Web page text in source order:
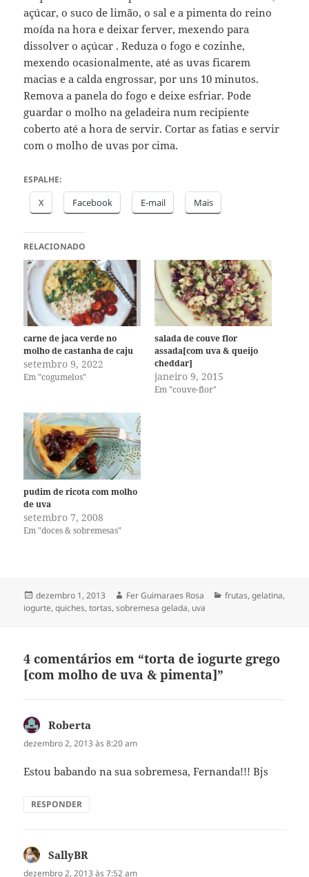
açúcar, o suco de limão, o sal e a pimenta do reino
moída na hora e deixar ferver, mexendo para
dissolver o açúcar . Reduza o fogo e cozinhe,
mexendo ocasionalmente, até as uvas ficarem
macias e a calda engrossar, por uns 10 minutos.
Remova a panela do fogo e deixe esfriar. Pode
guardar o molho na geladeira num recipiente
coberto até a hora de servir. Cortar as fatias e servir
com o molho de uvas por cima.
ESPALHE:
X Facebook E-mail Mais
RELACIONADO
carne de jaca verde no
molho de castanha de caju
setembro 9, 2022
Em "cogumelos"
salada de couve flor
assada[com uva & queijo
cheddar]
janeiro 9, 2015
Em "couve-flor"
pudim de ricota com molho
de uva
setembro 7, 2008
Em "doces & sobremesas"
Publicado
em
dezembro 1, 2013 Autor
Fer Guimaraes Rosa Categorias
frutas,gelatina,
iogurte,quiches, tortas,sobremesa gelada, uva
4 comentários em “torta de iogurte grego
[com molho de uva & pimenta]”
Roberta
dezembro 2, 2013 às 8:20 am
Estou babando na sua sobremesa, Fernanda!!! Bjs
RESPONDER
SallyBR
dezembro 2, 2013 às 7:52 am